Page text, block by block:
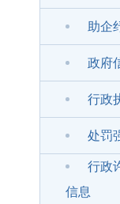
助企
政府
行政
处罚
行政
信息